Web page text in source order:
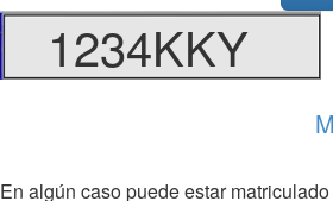
1234KKY
En algún caso puede estar